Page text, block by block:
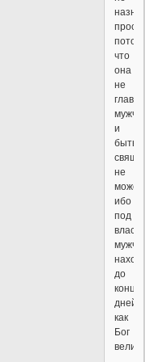
что
она
не
глава
и
быть
не
может
ибо
под
до
конца
дней
как
Бог
велит.